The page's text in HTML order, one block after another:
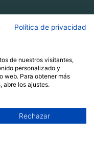
Avís Legal
Política de privacidad
de nuestros visitantes,
personalizado y
web. Para obtener más
abre los ajustes.
Rechazar